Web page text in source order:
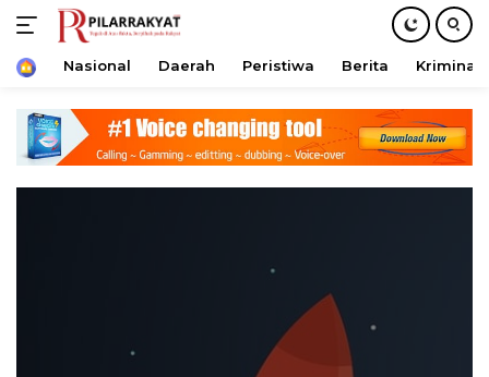
konten
HomeNasional Daerah Peristiwa Berita Kriminal